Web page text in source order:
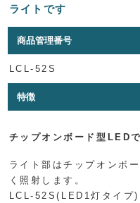
ライトです
商品管理番号
LCL-52S
特徴
チップオンボード型LED
ライト部はチップオンボ
く照射します。
LCL-52S(LED1灯タイ